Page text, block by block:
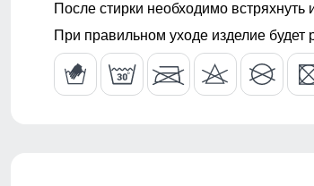
Воротник
После стирки необходимо
При правильном уходе изделие будет